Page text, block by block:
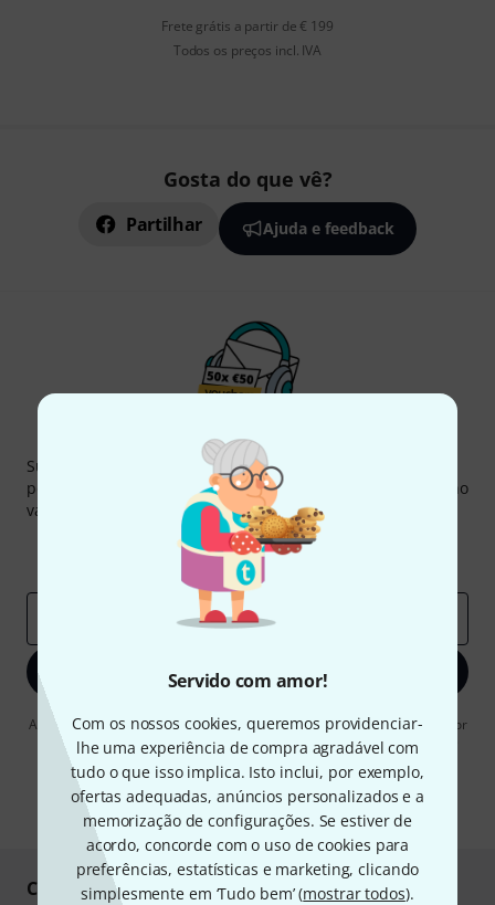
Servido com amor!
Com os nossos cookies, queremos providenciar-
lhe uma experiência de compra agradável com
tudo o que isso implica. Isto inclui, por exemplo,
ofertas adequadas, anúncios personalizados e a
memorização de configurações. Se estiver de
acordo, concorde com o uso de cookies para
preferências, estatísticas e marketing, clicando
simplesmente em ‘Tudo bem’ (mostrar todos).
Frete grátis a partir de € 199
Todos os preços incl. IVA
Gosta do que vê?
Partilhar Ajuda e feedback
Newsletter Thomann
Subscreva a Newsletter da Thomann em inglês e com um
pouco de sorte você poderá ganhar um dos
no
valor de
Contribuições inspiradoras
Insights da Thomann
Endereço de e-mail*
Inscreva-se agora
Ao clicar em "Inscreva-se agora", concordo em receber publicidade por
e-mail. Posso cancelar a assinatura a qualquer momento. Você pode
encontrar mais informações sobre a newsletter na nossadiretriz de
proteção de dados.
* Requeridos
Compre e pague em segurança